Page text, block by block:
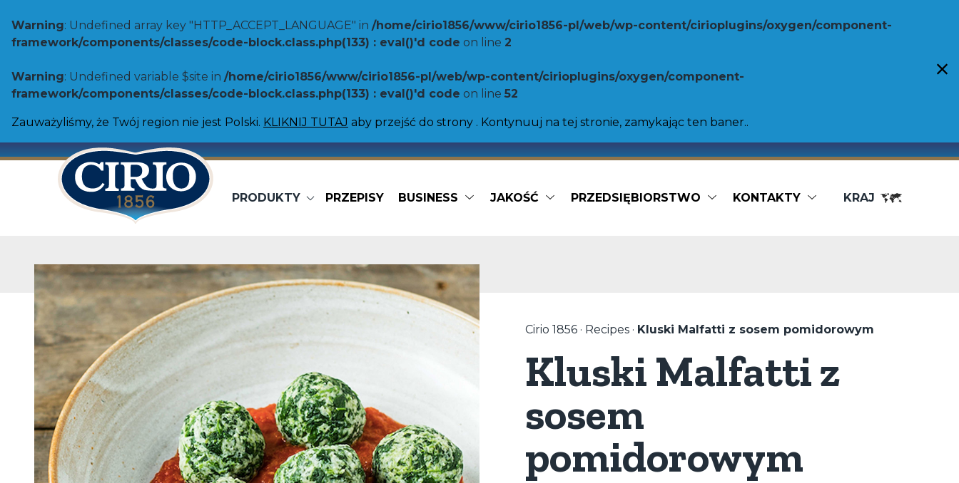
Warning: Undefined array key "HTTP_ACCEPT_LANGUAGE" in /home/cirio1856/www/cirio1856-pl/web/wp-content/cirioplugins/oxygen/component-
framework/components/classes/code-block.class.php(133) : eval()'d code on line 2
Warning: Undefined variable $site in /home/cirio1856/www/cirio1856-pl/web/wp-content/cirioplugins/oxygen/component-
framework/components/classes/code-block.class.php(133) : eval()'d code on line 52
Zauważyliśmy, że Twój region nie jest Polski. KLIKNIJ TUTAJ aby przejść do strony . Kontynuuj na tej stronie, zamykając ten baner..
PRODUKTY
Pomidory
Pomidory w kawałkach
Asortyment Toskanii
Rozgniecione pomidory
Koncentrat pomidorowy
Pomidorki koktajlowe
Warzywa
Ciecierzyca
Fasola Borlotti
Fasola biała duża maślana
Fasola Czerwona
Zielony groszek
Słodka kukurydza
Gotowe dania Usługi gastronomiczne
PRZEPISY BUSINESS JAKOŚĆ PRZEDSIĘBIORSTWO KONTAKTY KRAJ
Cirio 1856 · Recipes · Kluski Malfatti z sosem pomidorowym
Kluski Malfatti z
sosem
pomidorowym